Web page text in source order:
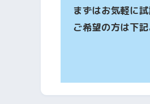
まずはお気軽に
ご希望の方は下